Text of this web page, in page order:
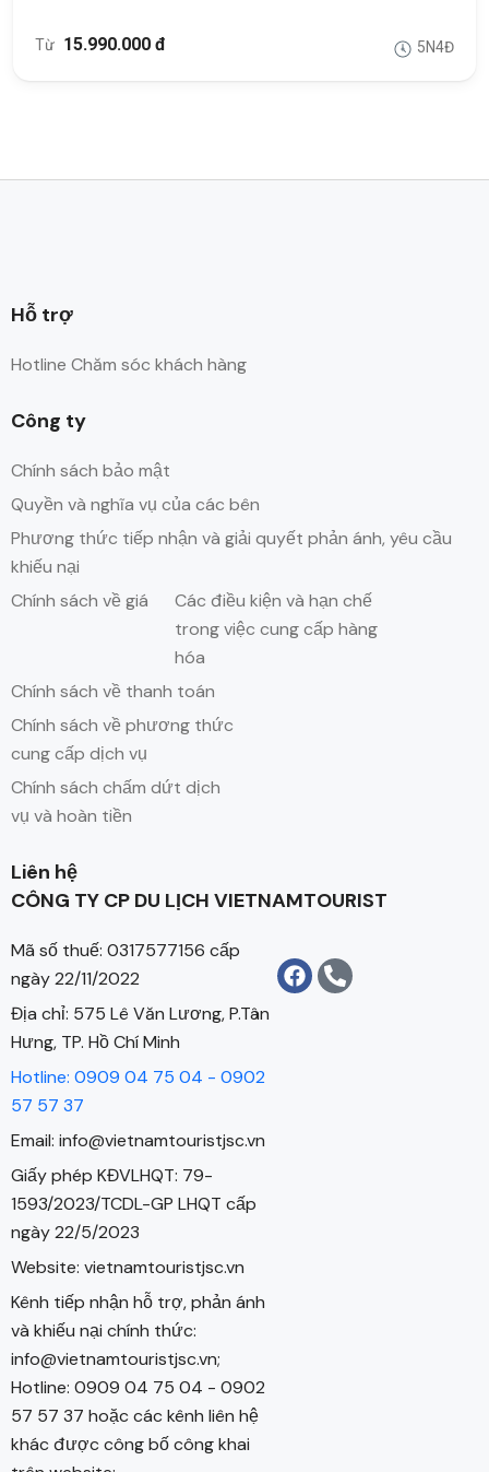
Từ 15.990.000 đ 5N4Đ
Hỗ trợ
Hotline Chăm sóc khách hàng
Công ty
Chính sách bảo mật
Quyền và nghĩa vụ của các bên
Phương thức tiếp nhận và giải quyết phản ánh, yêu cầu
khiếu nại
Chính sách về giá
Các điều kiện và hạn chế
trong việc cung cấp hàng
hóa
Chính sách về thanh toán
Chính sách về phương thức
cung cấp dịch vụ
Chính sách chấm dứt dịch
vụ và hoàn tiền
Liên hệ
CÔNG TY CP DU LỊCH VIETNAMTOURIST
Mã số thuế: 0317577156 cấp
ngày 22/11/2022
Địa chỉ: 575 Lê Văn Lương, P.Tân
Hưng, TP. Hồ Chí Minh
Hotline: 0909 04 75 04 - 0902
57 57 37
Email: info@vietnamtouristjsc.vn
Giấy phép KĐVLHQT: 79-
1593/2023/TCDL-GP LHQT cấp
ngày 22/5/2023
Website: vietnamtouristjsc.vn
Kênh tiếp nhận hỗ trợ, phản ánh
và khiếu nại chính thức:
info@vietnamtouristjsc.vn;
Hotline: 0909 04 75 04 - 0902
57 57 37 hoặc các kênh liên hệ
khác được công bố công khai